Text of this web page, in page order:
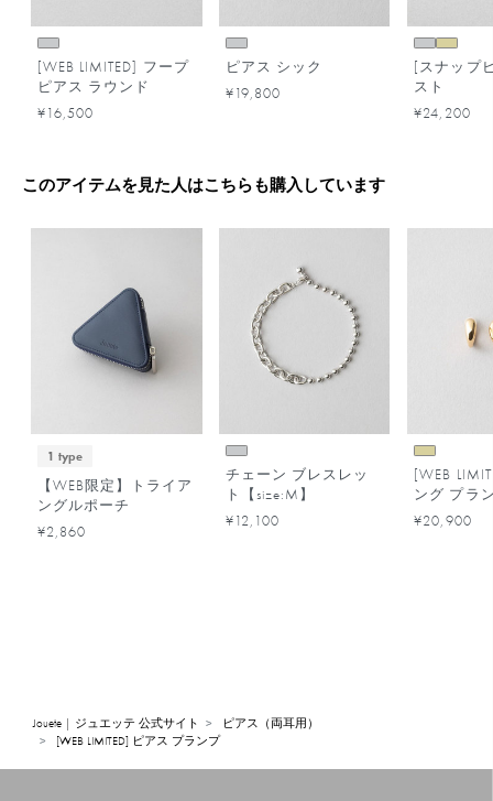
[WEB LIMITED] フープ
ピアス ラウンド
¥16,500
ピアス シック
¥19,800
[スナップ
スト
¥24,200
このアイテムを見た人はこちらも購入しています
1 type
【WEB限定】トライア
ングルポーチ
¥2,860
チェーン ブレスレッ
ト【size:M】
¥12,100
[WEB
ング プラ
¥20,900
Jouete | ジュエッテ 公式サイト
ピアス（両耳用）
[WEB LIMITED] ピアス プランプ